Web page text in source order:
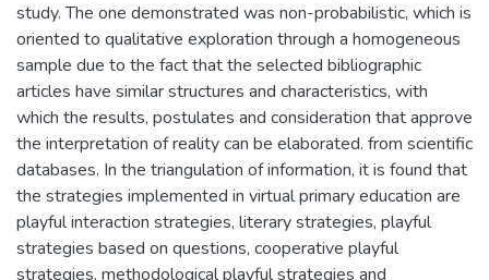
study. The one demonstrated was non-probabilistic, which is
oriented to qualitative exploration through a homogeneous
sample due to the fact that the selected bibliographic
articles have similar structures and characteristics, with
which the results, postulates and consideration that approve
the interpretation of reality can be elaborated. from scientific
databases. In the triangulation of information, it is found that
the strategies implemented in virtual primary education are
playful interaction strategies, literary strategies, playful
strategies based on questions, cooperative playful
strategies, methodological playful strategies and